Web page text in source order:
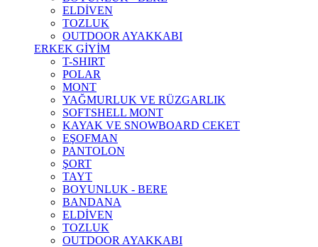
ELDİVEN
TOZLUK
OUTDOOR AYAKKABI
ERKEK GİYİM
T-SHIRT
POLAR
MONT
YAĞMURLUK VE RÜZGARLIK
SOFTSHELL MONT
KAYAK VE SNOWBOARD CEKET
EŞOFMAN
PANTOLON
ŞORT
TAYT
BOYUNLUK - BERE
BANDANA
ELDİVEN
TOZLUK
OUTDOOR AYAKKABI